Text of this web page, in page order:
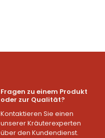
Fragen zu einem Produkt
oder zur Qualität?
Kontaktieren Sie einen
unserer Kräuterexperten
über den Kundendienst.